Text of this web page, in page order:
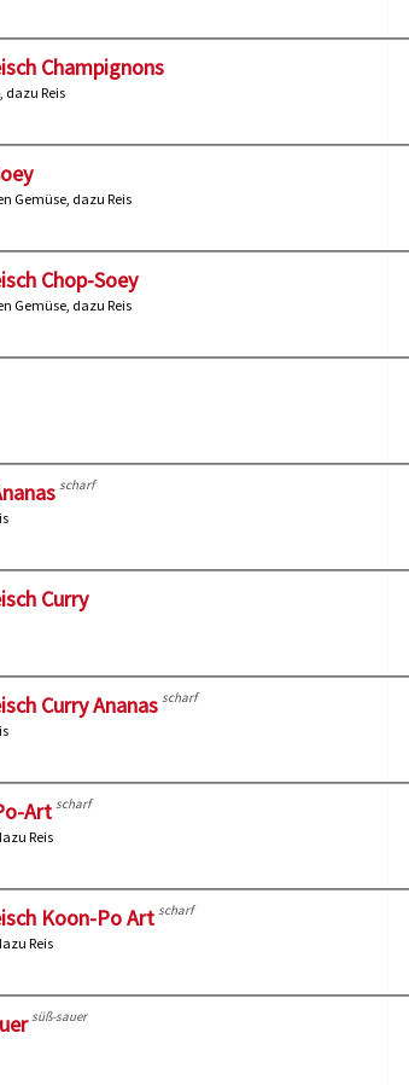
Champignons
Reis
Gemüse, dazu Reis
Chop-Soey
Gemüse, dazu Reis
scharf
Curry
Curry Ananas scharf
Art scharf
Reis
Koon-Po Art scharf
Reis
süß-sauer